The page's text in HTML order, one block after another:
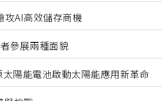
AI高效儲存商機
參展兩種面貌
陽能電池啟動太陽能應用新革命